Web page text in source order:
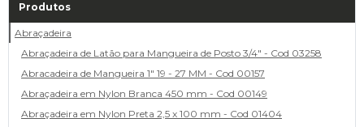
Produtos
Abraçadeira
Abraçadeira de Latão para Mangueira de Posto 3/4" - Cod 03258
Abracadeira de Mangueira 1" 19 - 27 MM - Cod 00157
Abraçadeira em Nylon Branca 450 mm - Cod 00149
Abraçadeira em Nylon Preta 2,5 x 100 mm - Cod 01404